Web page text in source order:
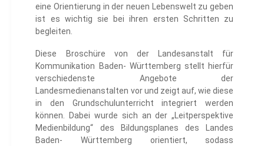
eine Orientierung in der neuen Lebenswelt zu geben
ist es wichtig sie bei ihren ersten Schritten zu
begleiten.
Diese Broschüre von der Landesanstalt für
Kommunikation Baden- Württemberg stellt hierfür
verschiedenste Angebote der
Landesmedienanstalten vor und zeigt auf, wie diese
in den Grundschulunterricht integriert werden
können. Dabei wurde sich an der „Leitperspektive
Medienbildung“ des Bildungsplanes des Landes
Baden- Württemberg orientiert, sodass